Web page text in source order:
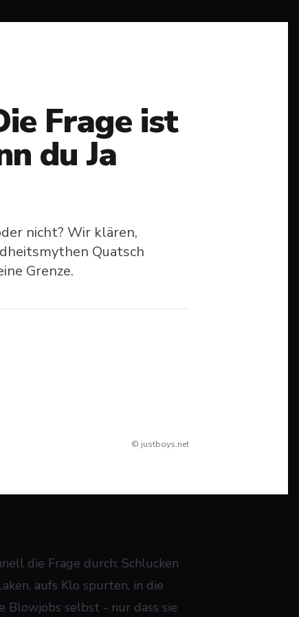
Frage ist
du Ja
nicht? Wir klären,
Quatsch
Grenze.
© justboys.net
die Frage durch: Schlucken
aufs Klo spurten, in die
Blowjobs selbst - nur dass sie